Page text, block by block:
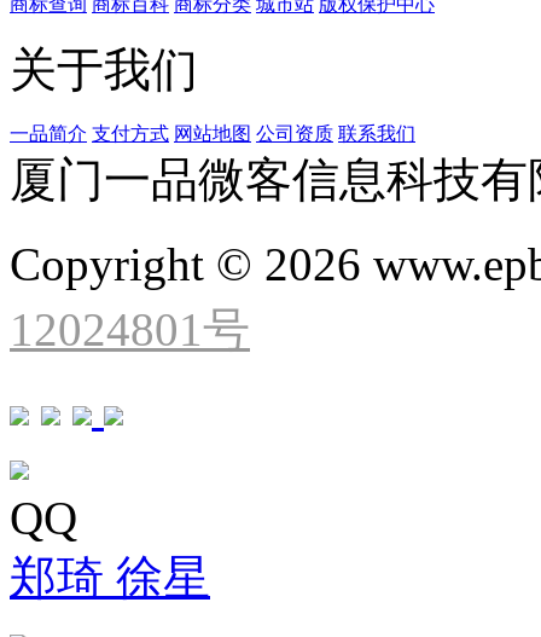
关于我们
一品简介 支付方式 网站地图 公司资质 联系我们
厦门一品微客信息科技
Copyright © 2026
12024801号
QQ
郑琦 徐星